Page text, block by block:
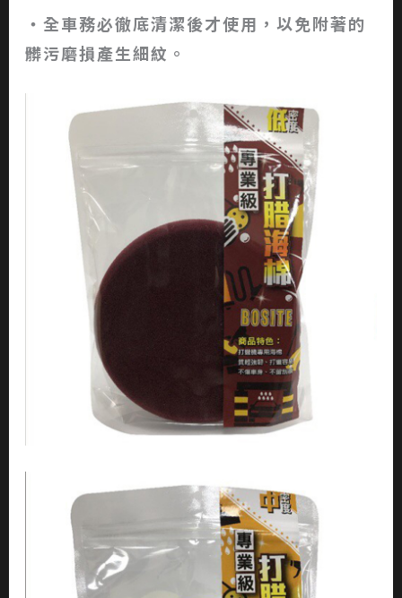
‧全車務必徹底清潔後才使用，以免附著的
髒污磨損產生細紋。